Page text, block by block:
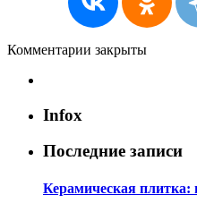
Комментарии закрыты
Infox
Последние записи
Керамическая плитка: